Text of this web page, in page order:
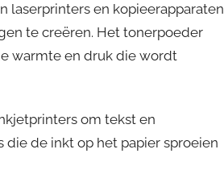
laserprinters en kopieerapparaten
te creëren. Het tonerpoeder
warmte en druk die wordt
om tekst en
de inkt op het papier sproeien